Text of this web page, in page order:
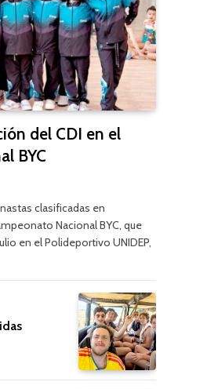
del CDI en el
BYC
clasificadas en
Nacional BYC, que
en el Polideportivo UNIDEP,